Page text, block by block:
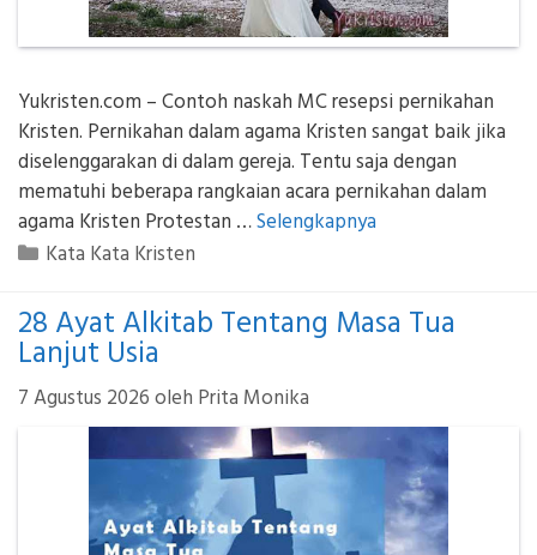
Yukristen.com – Contoh naskah MC resepsi pernikahan
Kristen. Pernikahan dalam agama Kristen sangat baik jika
diselenggarakan di dalam gereja. Tentu saja dengan
mematuhi beberapa rangkaian acara pernikahan dalam
agama Kristen Protestan …Selengkapnya
Kategori
Kata Kata Kristen
28 Ayat Alkitab Tentang Masa Tua
Lanjut Usia
7 Agustus 2026oleh Prita Monika